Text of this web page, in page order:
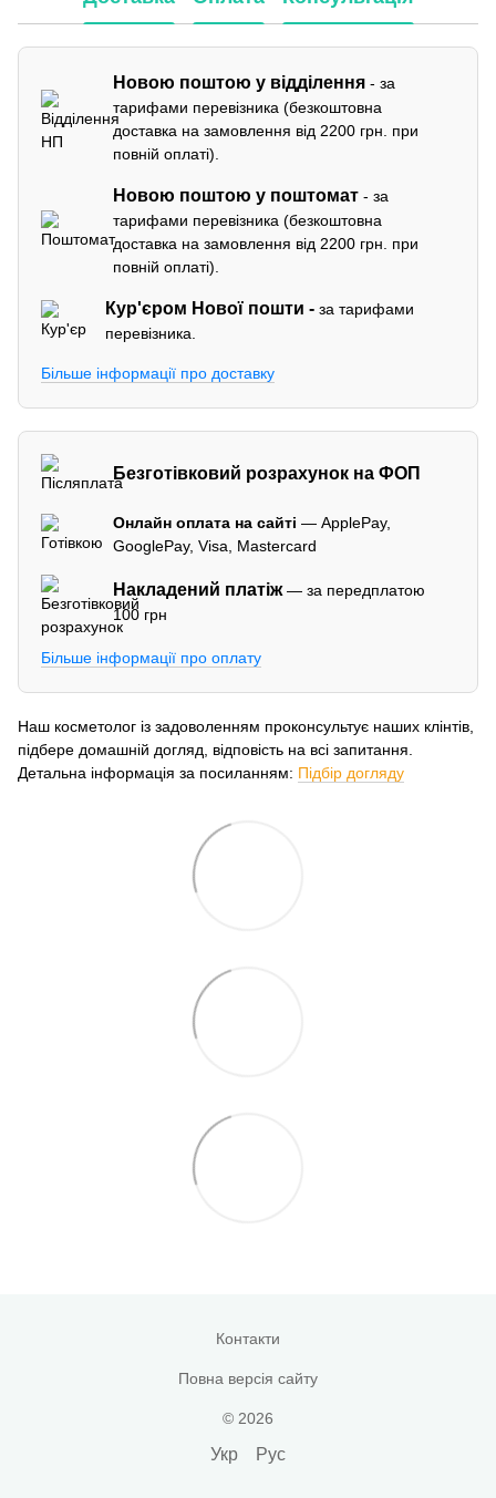
Новою поштою у відділення - за
тарифами перевізника (безкоштовна
доставка на замовлення від 2200 грн. при
повній оплаті).
Новою поштою у поштомат - за
тарифами перевізника (безкоштовна
доставка на замовлення від 2200 грн. при
повній оплаті).
Кур'єром Нової пошти -за тарифами
перевізника.
Більше інформації про доставку
Безготівковий розрахунок на ФОП
Онлайн оплата на сайті — ApplePay,
GooglePay, Visa, Mastercard
Накладений платіж— за передплатою
100 грн
Більше інформації про оплату
Наш косметолог із задоволенням проконсультує наших клінтів,
підбере домашній догляд, відповість на всі запитання.
Детальна інформація за посиланням: Підбір догляду
Контакти
Повна версія сайту
© 2026
Укр Рус